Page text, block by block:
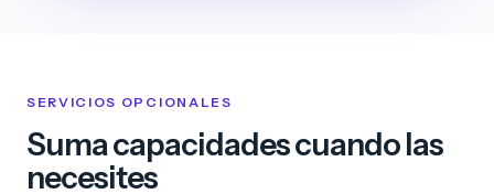
SERVICIOS OPCIONALES
Suma capacidades cuando las
necesites